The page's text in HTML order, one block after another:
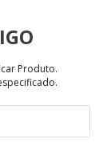
Produto.